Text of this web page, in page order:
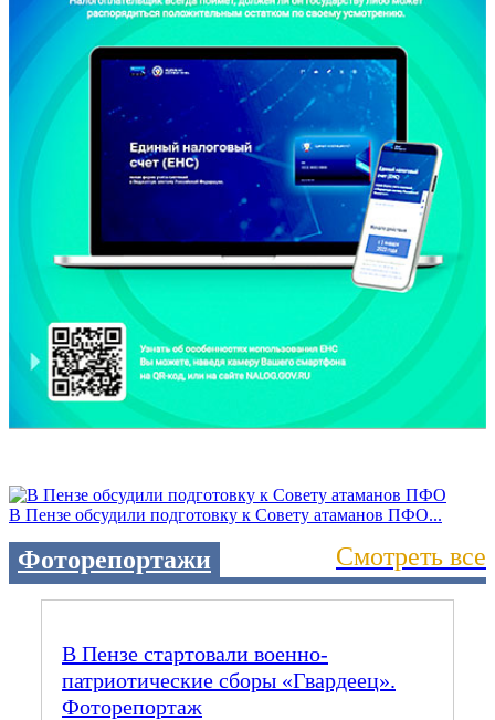
В Пензе обсудили подготовку к Совету атаманов ПФО...
Фоторепортажи Смотреть все
В Пензе стартовали военно-
патриотические сборы «Гвардеец».
Фоторепортаж